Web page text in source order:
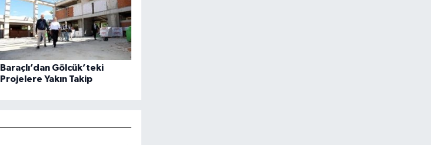
Baraçlı’dan Gölcük’teki
Projelere Yakın Takip